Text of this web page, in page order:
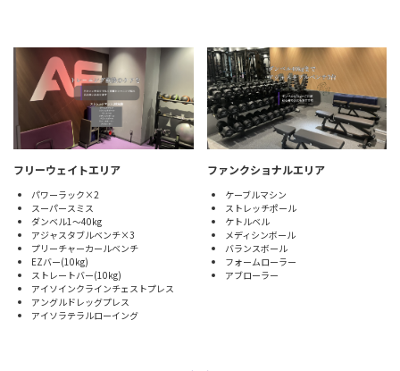
フリーウェイトエリア
パワーラック×2
スーパースミス
ダンベル1～40kg
アジャスタブルベンチ×3
プリーチャーカールベンチ
EZバー(10kg)
ストレートバー(10kg)
アイソインクラインチェストプレス
アングルドレッグプレス
アイソラテラルローイング
ファンクショナルエリア
ケーブルマシン
ストレッチポール
ケトルベル
メディシンボール
バランスボール
フォームローラー
アブローラー